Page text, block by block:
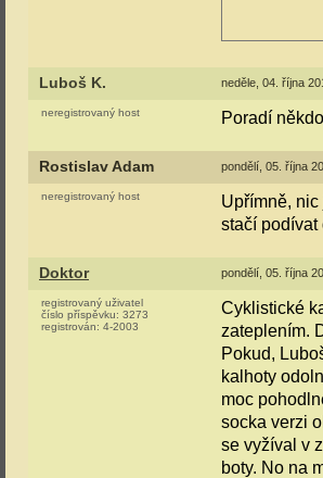
Luboš K. neděle, 04. října
neregistrovaný host Poradí
Rostislav Adam pondělí, 05. října
neregistrovaný host
Upřímně,
stačí podívat
Doktor pondělí, 05. října
registrovaný uživatel
číslo příspěvku: 3273
registrován: 4-2003
Cyklistické
zateplením.
Pokud,
kalhoty
moc
socka verzi
se vyžíval v
boty. No na